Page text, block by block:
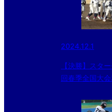
2024.12.1
【決勝】スタ
回春季全国大